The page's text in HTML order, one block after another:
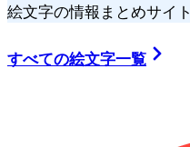
絵文字の情報まとめサイト
すべての絵文字一覧